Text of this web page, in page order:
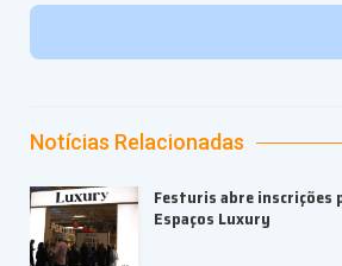
Notícias Relacionadas
Festuris abre inscrições
Espaços Luxury